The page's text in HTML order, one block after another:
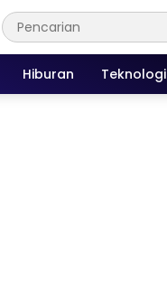
Hiburan Teknologi